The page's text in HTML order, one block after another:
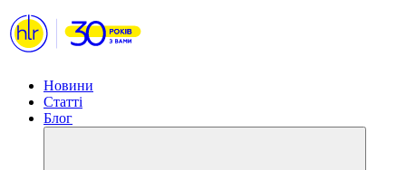
Новини
Статті
Блог